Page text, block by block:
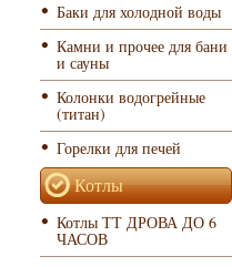
Баки для холодной воды
Камни и прочее для бани
и сауны
Колонки водогрейные
(титан)
Горелки для печей
Котлы
Котлы ТТ ДРОВА ДО 6
ЧАСОВ